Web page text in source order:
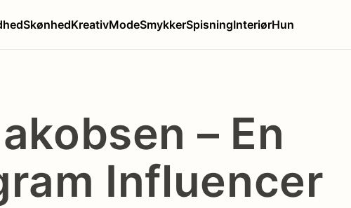
SkønhedKreativModeSmykkerSpisningInteriørHun
– En
Influencer